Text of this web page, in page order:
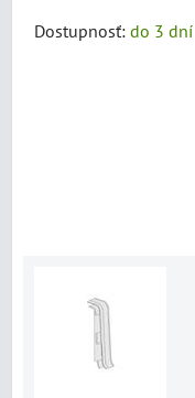
Dostupnosť: do 3 dní